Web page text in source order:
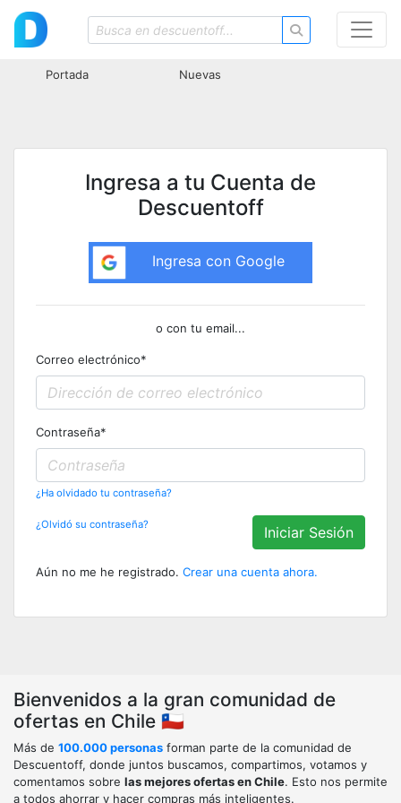
Portada Nuevas
Ingresa a tu Cuenta de
Descuentoff
Ingresa con Google
o con tu email...
Correo electrónico*
Contraseña*
¿Ha olvidado tu contraseña?
¿Olvidó su contraseña? Iniciar Sesión
Aún no me he registrado. Crear una cuenta ahora.
Bienvenidos a la gran comunidad de
ofertas en Chile 🇨🇱
Más de 100.000 personas forman parte de la comunidad de
Descuentoff, donde juntos buscamos, compartimos, votamos y
comentamos sobre las mejores ofertas en Chile. Esto nos permite
a todos ahorrar y hacer compras más inteligentes.